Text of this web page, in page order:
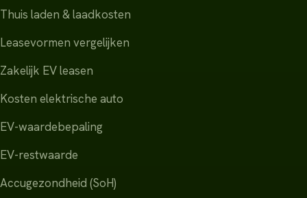
Thuis laden & laadkosten
Leasevormen vergelijken
Zakelijk EV leasen
Kosten elektrische auto
EV-waardebepaling
EV-restwaarde
Accugezondheid (SoH)